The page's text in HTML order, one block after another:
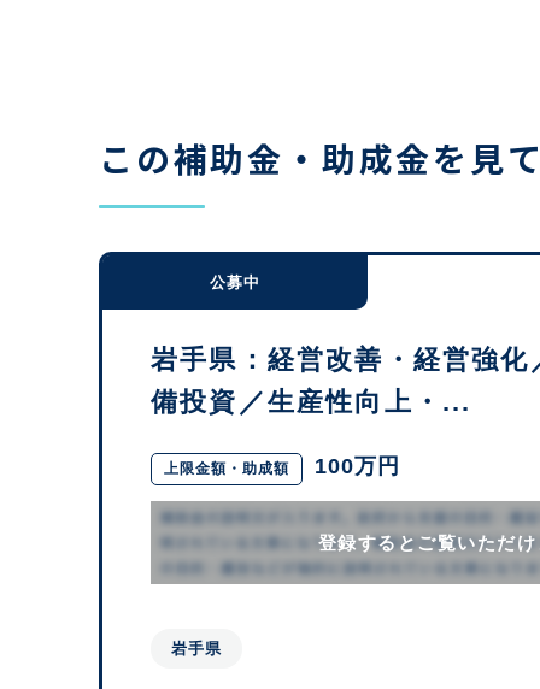
この補助金・助成金を見
公募中
岩手県：経営改善・経営強化
備投資／生産性向上・...
上限金額・助成額 100万円
登録するとご覧いただ
岩手県